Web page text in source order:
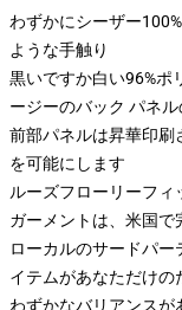
わずかにシーザー
ような手触り
黒いですか白い96%ポ
ージーのバック パネル
前部パネルは昇華印刷
を可能にします
ルーズフローリーフィ
ガーメントは、米国で
ローカルのサードパ
イテムがあなただけの
わずかなバリアンスが